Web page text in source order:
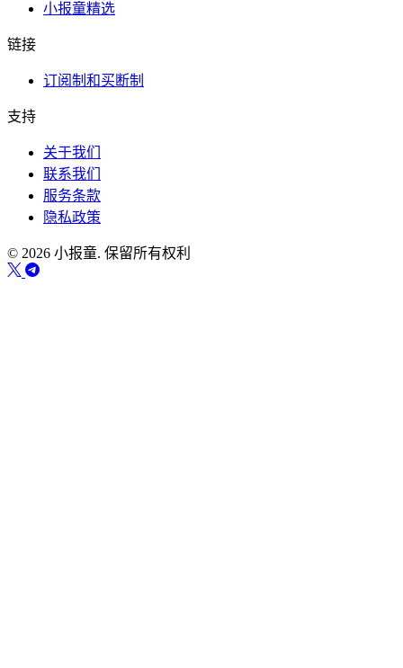
小报童精选
链接
订阅制和买断制
支持
关于我们
联系我们
服务条款
隐私政策
© 2026 小报童. 保留所有权利